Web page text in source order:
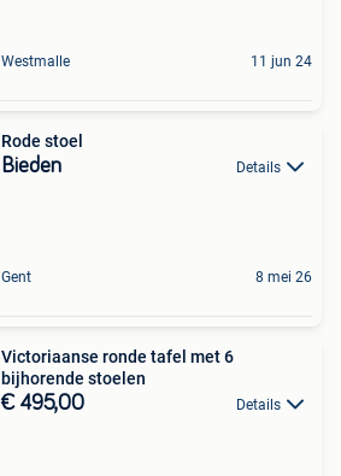
Westmalle 11 jun 24
Rode stoel
Bieden Details
Gent 8 mei 26
Victoriaanse ronde tafel met 6
bijhorende stoelen
€ 495,00 Details